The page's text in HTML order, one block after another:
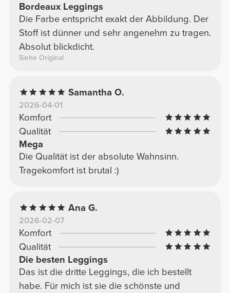
Bordeaux Leggings
Die Farbe entspricht exakt der Abbildung. Der
Stoff ist dünner und sehr angenehm zu tragen.
Absolut blickdicht.
Siehe Original
Samantha O.
2026-04-01
Komfort
Qualität
Mega
Die Qualität ist der absolute Wahnsinn.
Tragekomfort ist brutal :)
Ana G.
2026-02-07
Komfort
Qualität
Die besten Leggings
Das ist die dritte Leggings, die ich bestellt
habe. Für mich ist sie die schönste und